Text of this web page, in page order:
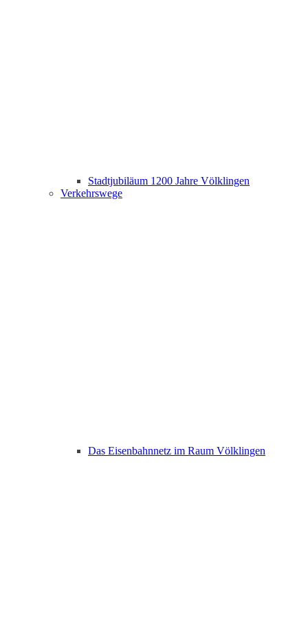
Stadtjubiläum 1200 Jahre Völklingen
Verkehrswege
Das Eisenbahnnetz im Raum Völklingen